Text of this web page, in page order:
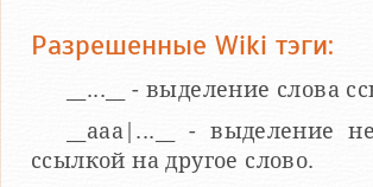
Разрешенные Wiki тэги:
__...__ - выделение слова
__aaa|...__ - выделение
ссылкой на другое слово.